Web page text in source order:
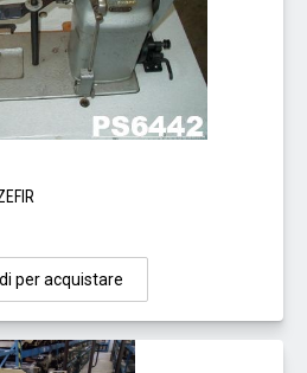
per acquistare